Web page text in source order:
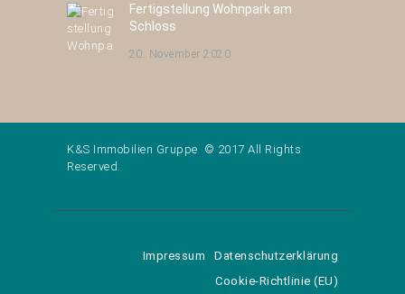
Fertigstellung Wohnpark am
Schloss
20. November 2020
K&S Immobilien Gruppe © 2017 All Rights
Reserved.
Impressum
Datenschutzerklärung
Cookie-Richtlinie (EU)